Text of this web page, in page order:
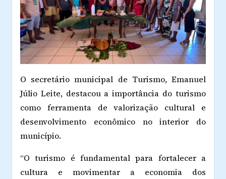
O secretário municipal de Turismo, Emanuel
Júlio Leite, destacou a importância do turismo
como ferramenta de valorização cultural e
desenvolvimento econômico no interior do
município.
“O turismo é fundamental para fortalecer a
cultura e movimentar a economia dos